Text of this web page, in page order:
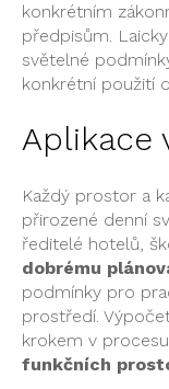
konkrétním
předpisům.
světelné
konkrétní použití
Aplikace
Každý prostor a
přirozené denní
ředitelé hotelů,
dobrému
podmínky pro
prostředí.
krokem v procesu
funkčních